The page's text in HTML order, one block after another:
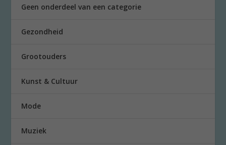
Geen onderdeel van een categorie
Gezondheid
Grootouders
Kunst & Cultuur
Mode
Muziek